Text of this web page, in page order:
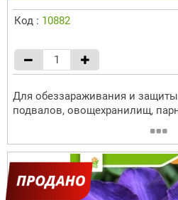
Код : 10882
Для обеззараживания и
подвалов, овощехранилищ,